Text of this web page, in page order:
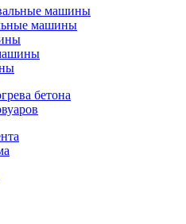
машины
машины
бетона